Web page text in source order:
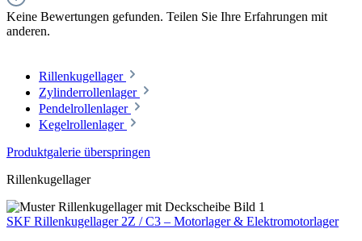
Keine Bewertungen gefunden. Teilen Sie Ihre Erfahrungen mit
anderen.
Rillenkugellager
Zylinderrollenlager
Pendelrollenlager
Kegelrollenlager
Produktgalerie überspringen
Rillenkugellager
SKF Rillenkugellager 2Z / C3 – Motorlager & Elektromotorlager